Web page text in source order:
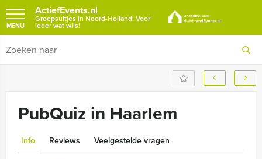
ActiefEvents.nl
Groepsuitjes in Noord-Holland; Voor
ieder wat wils!
MENU
PubQuiz in Haarlem
Info Reviews Veelgestelde vragen